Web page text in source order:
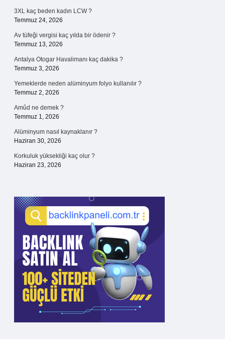
3XL kaç beden kadın LCW ?
Temmuz 24, 2026
Av tüfeği vergisi kaç yılda bir ödenir ?
Temmuz 13, 2026
Antalya Otogar Havalimanı kaç dakika ?
Temmuz 3, 2026
Yemeklerde neden alüminyum folyo kullanılır ?
Temmuz 2, 2026
Amûd ne demek ?
Temmuz 1, 2026
Alüminyum nasıl kaynaklanır ?
Haziran 30, 2026
Korkuluk yüksekliği kaç olur ?
Haziran 23, 2026